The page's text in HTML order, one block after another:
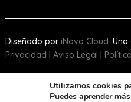
Diseñado por iNova Cloud.
Privacidad
|Aviso Legal
Utilizamos cookies
Puedes aprender